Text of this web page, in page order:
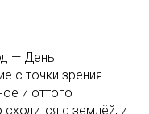
— День
с точки зрения
и оттого
с землёй, и